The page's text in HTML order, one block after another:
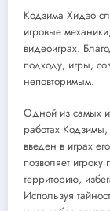
Кодзима Хидэо
игровые
видеоиграх.
подходу, игры,
неповторимым.
Одной из самых
работах
введен в играх
позволяет
территорию,
Используя